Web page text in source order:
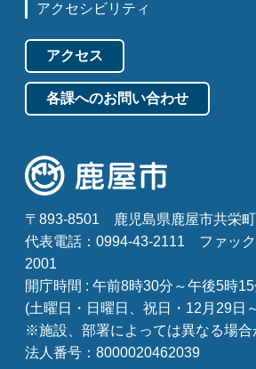
アクセシビリティ
アクセス
各課へのお問い合わせ
〒893-8501
鹿児島県鹿屋市共栄
代表電話：0994-43-2111
ファッ
2001
開庁時間 : 午前8時30分～午後5時
(土曜日・日曜日、祝日・12月29日
※施設、部署によっては異なる場合
法人番号：8000020462039